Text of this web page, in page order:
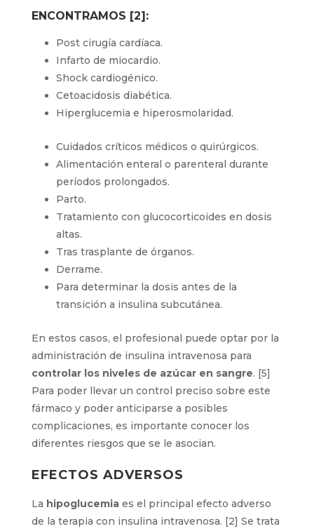
ENCONTRAMOS [2]:
Post cirugía cardíaca.
Infarto de miocardio.
Shock cardiogénico.
Cetoacidosis diabética.
Hiperglucemia e hiperosmolaridad.
Cuidados críticos médicos o quirúrgicos.
Alimentación enteral o parenteral durante
períodos prolongados.
Parto.
Tratamiento con glucocorticoides en dosis
altas.
Tras trasplante de órganos.
Derrame.
Para determinar la dosis antes de la
transición a insulina subcutánea.
En estos casos, el profesional puede optar por la
administración de insulina intravenosa para
controlar los niveles de azúcar en sangre. [5]
Para poder llevar un control preciso sobre este
fármaco y poder anticiparse a posibles
complicaciones, es importante conocer los
diferentes riesgos que se le asocian.
EFECTOS ADVERSOS
La hipoglucemiaes el principal efecto adverso
de la terapia con insulina intravenosa. [2] Se trata